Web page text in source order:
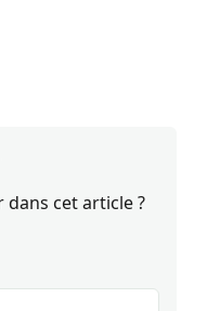
cet article ?